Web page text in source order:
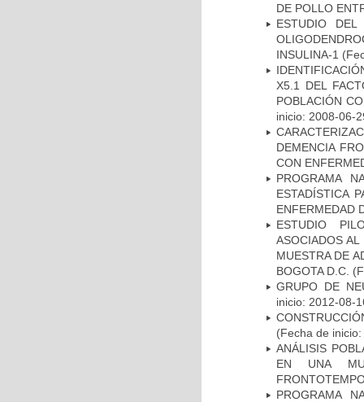
DE POLLO
ESTUDIO
INSULINA-1
X5.1 DEL
POBLACIÓN
inicio: 2008-06-
DEMENCIA
CON
PROGRAMA
ESTADÍSTICA
ENFERMEDAD
ESTUDIO
ASOCIADOS
MUESTRA DE
BOGOTA D.C.
GRUPO DE
inicio: 2012-08-
(Fecha de
ANÁLISIS
EN UNA
PROGRAMA